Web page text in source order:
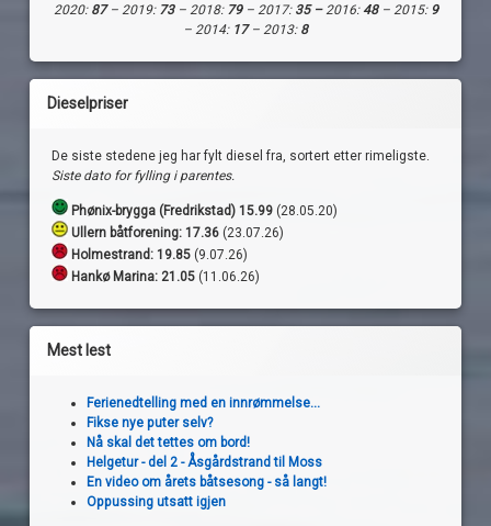
2020: 87– 2019: 73– 2018: 79– 2017: 35 – 2016:48– 2015: 9
– 2014: 17– 2013: 8
Dieselpriser
De siste stedene jeg har fylt diesel fra, sortert etter rimeligste.
Siste dato for fylling i parentes.
Phønix-brygga (Fredrikstad) 15.99 (28.05.20)
Ullern båtforening: 17.36 (23.07.26)
Holmestrand: 19.85 (9.07.26)
Hankø Marina: 21.05 (11.06.26)
Mest lest
Ferienedtelling med en innrømmelse...
Fikse nye puter selv?
Nå skal det tettes om bord!
Helgetur - del 2 - Åsgårdstrand til Moss
En video om årets båtsesong - så langt!
Oppussing utsatt igjen